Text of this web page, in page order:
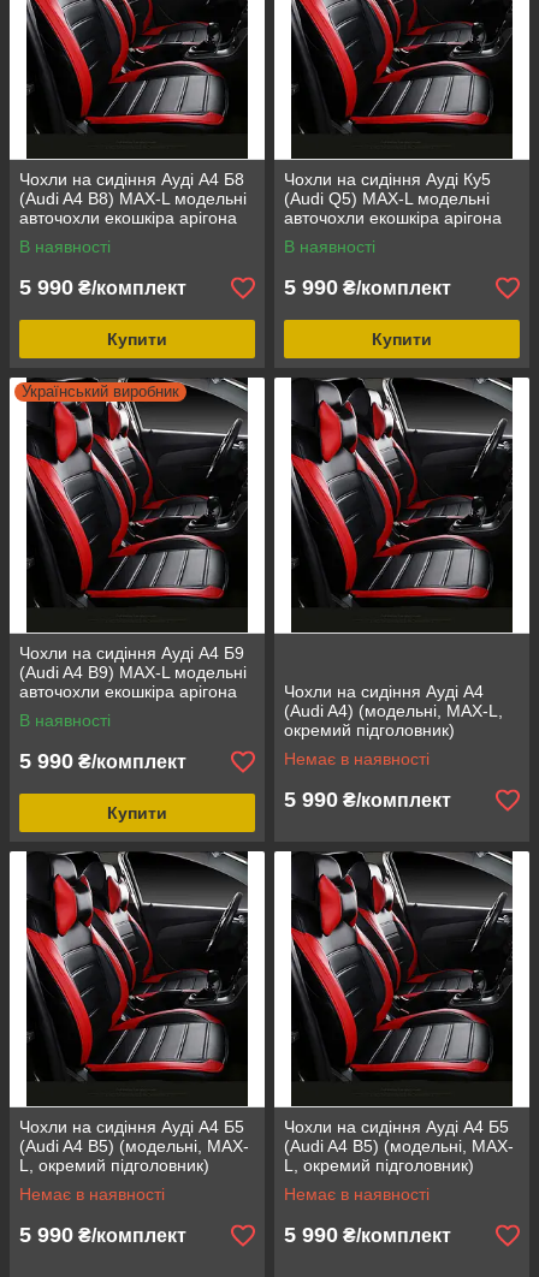
Чохли на сидіння Ауді А4 Б8
(Audi A4 B8) MAX-L модельні
авточохли екошкіра арігона
В наявності
5 990 ₴/комплект
Купити
Чохли на сидіння Ауді Ку5
(Audi Q5) MAX-L модельні
авточохли екошкіра арігона
В наявності
5 990 ₴/комплект
Купити
Український виробник
Чохли на сидіння Ауді А4 Б9
(Audi A4 B9) MAX-L модельні
авточохли екошкіра арігона
В наявності
5 990 ₴/комплект
Купити
Чохли на сидіння Ауді А4
(Audi A4) (модельні, MAX-L,
окремий підголовник)
Немає в наявності
5 990 ₴/комплект
Чохли на сидіння Ауді А4 Б5
(Audi A4 B5) (модельні, MAX-
L, окремий підголовник)
Немає в наявності
5 990 ₴/комплект
Чохли на сидіння Ауді А4 Б5
(Audi A4 B5) (модельні, MAX-
L, окремий підголовник)
Немає в наявності
5 990 ₴/комплект